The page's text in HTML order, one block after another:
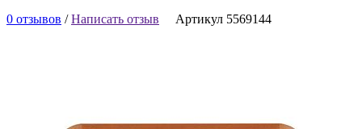
0 отзывов /Написать отзыв Артикул 5569144